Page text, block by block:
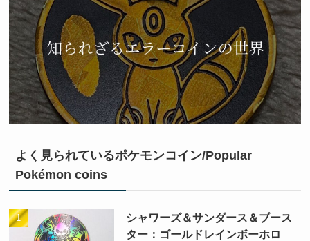
よく見られているポケモンコイン/Popular
Pokémon coins
シャワーズ＆サンダース＆ブース
ター：ゴールドレインボーホロ